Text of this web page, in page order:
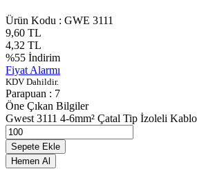
Ürün Kodu : GWE 3111
9,60 TL
4,32 TL
%55 İndirim
Fiyat Alarmı
KDV Dahildir.
Parapuan : 7
Öne Çıkan Bilgiler
Gwest 3111 4-6mm² Çatal Tip İzoleli
Sepete Ekle
Hemen Al